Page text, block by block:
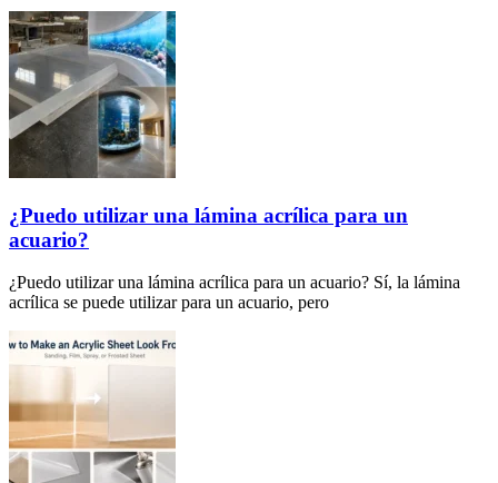
¿Puedo utilizar una lámina acrílica para un
acuario?
¿Puedo utilizar una lámina acrílica para un acuario? Sí, la lámina
acrílica se puede utilizar para un acuario, pero